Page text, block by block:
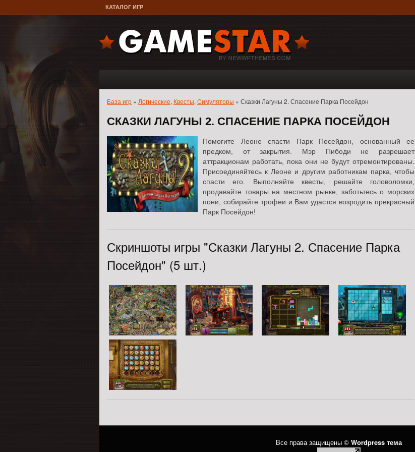
КАТАЛОГ ИГР
База игр » Логические, Квесты, Cимуляторы » Сказки Лагуны 2. Спасение Парка Посейдон
СКАЗКИ ЛАГУНЫ 2. СПАСЕНИЕ ПАРКА ПОСЕЙДОН
Помогите Леоне спасти Парк Посейдон, основанный ее
предком, от закрытия. Мэр Пибоди не разрешает
аттракционам работать, пока они не будут отремонтированы.
Присоединяйтесь к Леоне и другим работникам парка, чтобы
спасти его. Выполняйте квесты, решайте головоломки,
продавайте товары на местном рынке, заботьтесь о морских
пони, собирайте трофеи и Вам удастся возродить прекрасный
Парк Посейдон!
Скриншоты игры "Сказки Лагуны 2. Спасение Парка
Посейдон" (5 шт.)
Все права защищены © Wordpress тема